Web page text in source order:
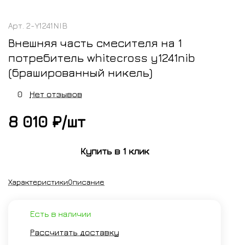
Арт. 2-Y1241NIB
Внешняя часть смесителя на 1
потребитель whitecross y1241nib
(брашированный никель)
0 Нет отзывов
8 010 ₽/шт
Купить в 1 клик
ХарактеристикиОписание
Есть в наличии
Рассчитать доставку